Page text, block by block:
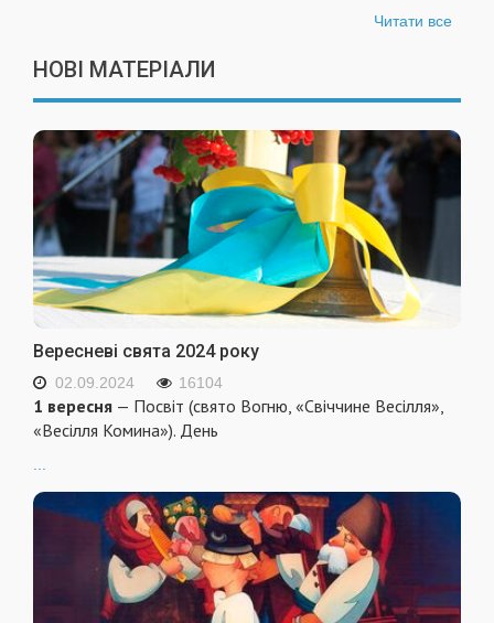
Читати все
НОВІ МАТЕРІАЛИ
Вересневі свята 2024 року
02.09.2024 16104
1 вересня — Посвіт (свято Вогню, «Свіччине Весілля»,
«Весілля Комина»). День
...